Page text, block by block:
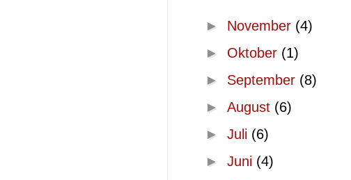
► November (4)
► Oktober (1)
► September (8)
► August (6)
► Juli (6)
► Juni (4)